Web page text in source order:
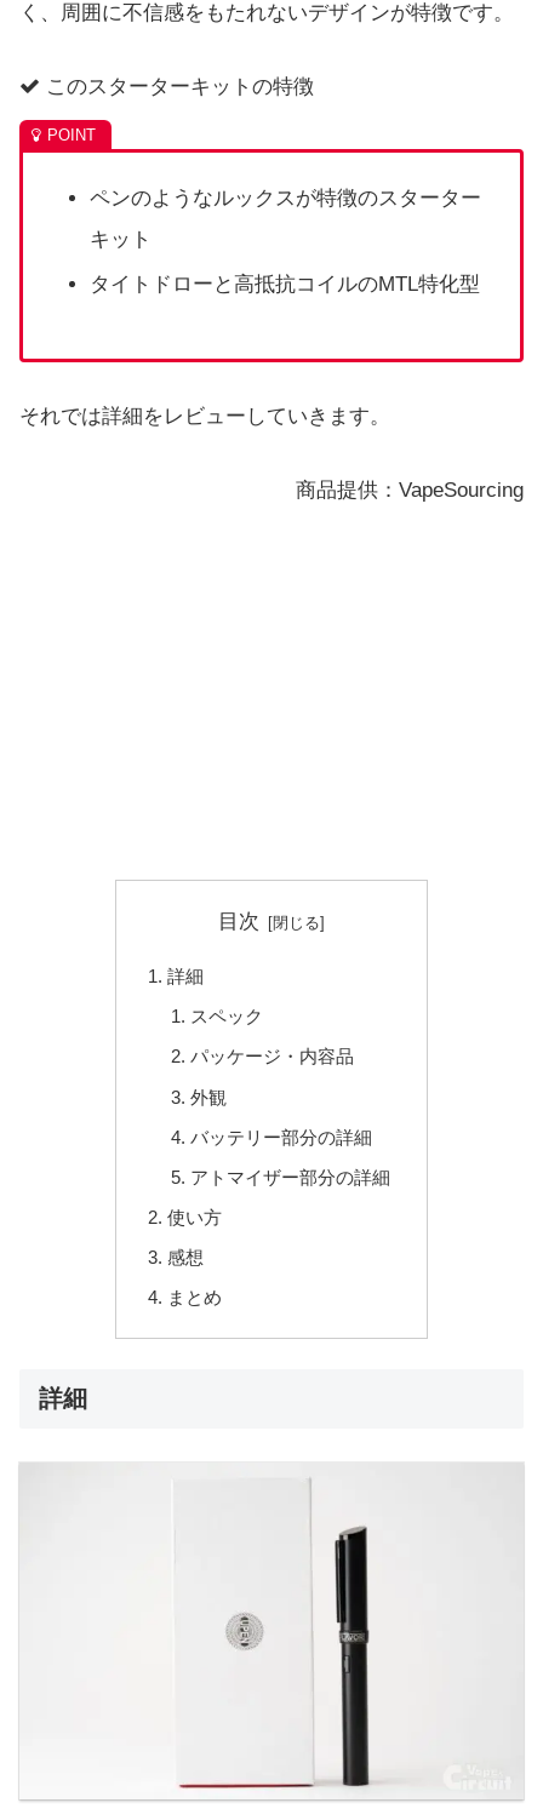
く、周囲に不信感をもたれないデザインが特徴です。
このスターターキットの特徴
ペンのようなルックスが特徴のスターター
キット
タイトドローと高抵抗コイルのMTL特化型
それでは詳細をレビューしていきます。
商品提供：VapeSourcing
目次
詳細
スペック
パッケージ・内容品
外観
バッテリー部分の詳細
アトマイザー部分の詳細
使い方
感想
まとめ
詳細